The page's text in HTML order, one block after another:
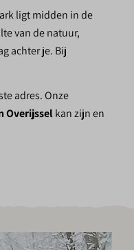
ligt midden in de
van de natuur,
achter je. Bij
adres. Onze
Overijsselkan zijn en